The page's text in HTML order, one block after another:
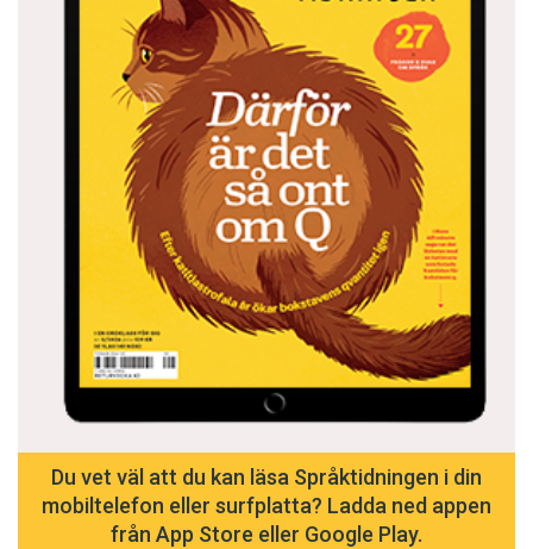
Du vet väl att du kan läsa Språktidningen i din
mobiltelefon eller surfplatta? Ladda ned appen
från App Store eller Google Play.